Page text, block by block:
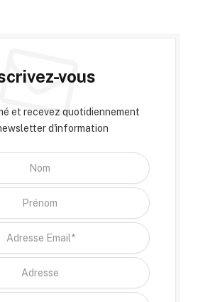
vous
et recevez quotidiennement
d'information